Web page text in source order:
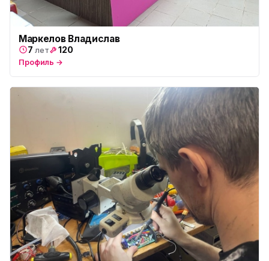
Маркелов Владислав
7 лет 120
Профиль →